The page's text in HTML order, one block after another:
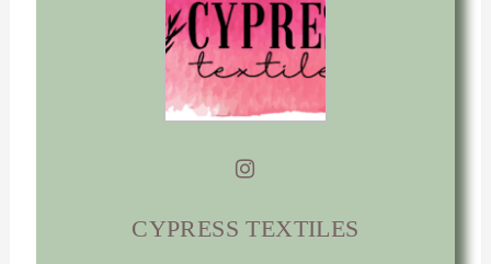
CYPRESS TEXTILES